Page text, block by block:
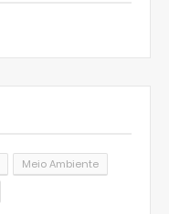
Meio Ambiente